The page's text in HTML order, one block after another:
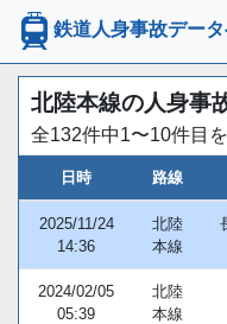
鉄道人身事故デー
北陸本線の人身事
全132件中1〜10件目
日時 路線
2025/11/24
14:36
北陸
本線
2024/02/05
05:39
北陸
本線